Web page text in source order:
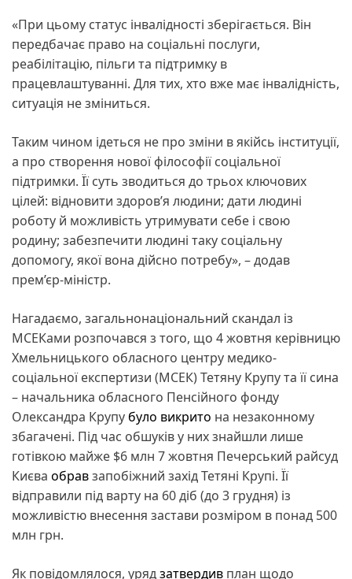
«При цьому статус інвалідності зберігається. Він
передбачає право на соціальні послуги,
реабілітацію, пільги та підтримку в
працевлаштуванні. Для тих, хто вже має інвалідність,
ситуація не зміниться.
Таким чином ідеться не про зміни в якійсь інституції,
а про створення нової філософії соціальної
підтримки. Її суть зводиться до трьох ключових
цілей: відновити здоров’я людини; дати людині
роботу й можливість утримувати себе і свою
родину; забезпечити людині таку соціальну
допомогу, якої вона дійсно потребу», – додав
прем’єр-міністр.
Нагадаємо, загальнонаціональний скандал із
МСЕКами розпочався з того, що 4 жовтня керівницю
Хмельницького обласного центру медико-
соціальної експертизи (МСЕК) Тетяну Крупу та її сина
– начальника обласного Пенсійного фонду
Олександра Крупу було викрито на незаконному
збагачені. Під час обшуків у них знайшли лише
готівкою майже $6 млн 7 жовтня Печерський райсуд
Києва обравзапобіжний захід Тетяні Крупі. Її
відправили під варту на 60 діб (до 3 грудня) із
можливістю внесення застави розміром в понад 500
млн грн.
Як повідомлялося, урядзатвердив план щодо